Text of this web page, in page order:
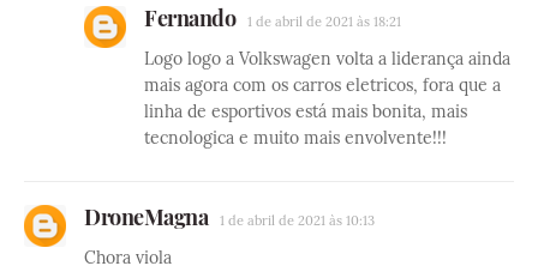
Fernando 1 de abril de 2021 às 18:21
Logo logo a Volkswagen volta a liderança ainda
mais agora com os carros eletricos, fora que a
linha de esportivos está mais bonita, mais
tecnologica e muito mais envolvente!!!
DroneMagna 1 de abril de 2021 às 10:13
Chora viola